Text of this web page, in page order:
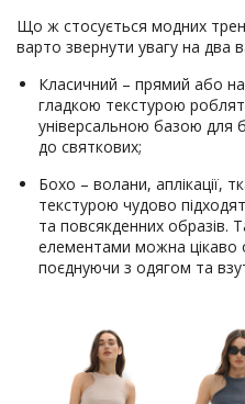
Що ж стосується модних
варто звернути увагу на два
Класичний – прямий або
гладкою текстурою
універсальною базою для
до святкових;
Бохо – волани, аплікації,
текстурою чудово
та повсякденних образів.
елементами можна цікаво
поєднуючи з одягом та